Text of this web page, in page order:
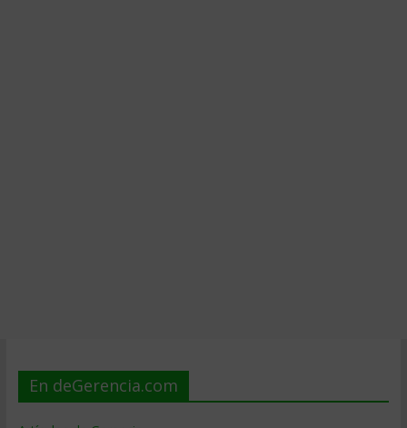
En deGerencia.com